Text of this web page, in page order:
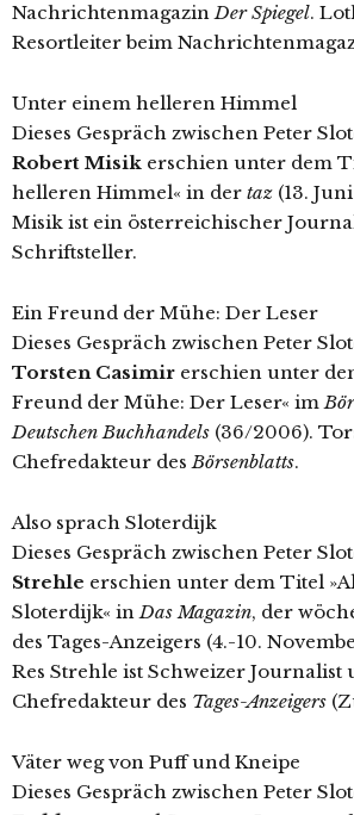
NachrichtenmagazinDer Spiegel.
Resortleiter beim
Unter einem helleren Himmel
Dieses Gespräch zwischen Peter
Robert Misik erschien unter dem
helleren Himmel« in der taz (13.
Misik ist ein österreichischer
Schriftsteller.
Ein Freund der Mühe: Der Leser
Dieses Gespräch zwischen Peter
Torsten Casimir erschien unter
Freund der Mühe: Der Leser« im
Deutschen Buchhandels (36/2006).
Chefredakteur desBörsenblatts.
Also sprach Sloterdijk
Dieses Gespräch zwischen Peter
Strehle erschien unter dem Titel
Sloterdijk« inDas Magazin, der
des Tages-Anzeigers (4.-10.
Res Strehle ist Schweizer Journalist
Chefredakteur des Tages-Anzeigers
Väter weg von Puff und Kneipe
Dieses Gespräch zwischen Peter